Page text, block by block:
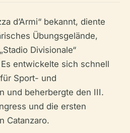
d’Armi“ bekannt, diente
Übungsgelände,
Divisionale“
entwickelte sich schnell
Sport- und
und beherbergte den III.
und die ersten
Catanzaro.